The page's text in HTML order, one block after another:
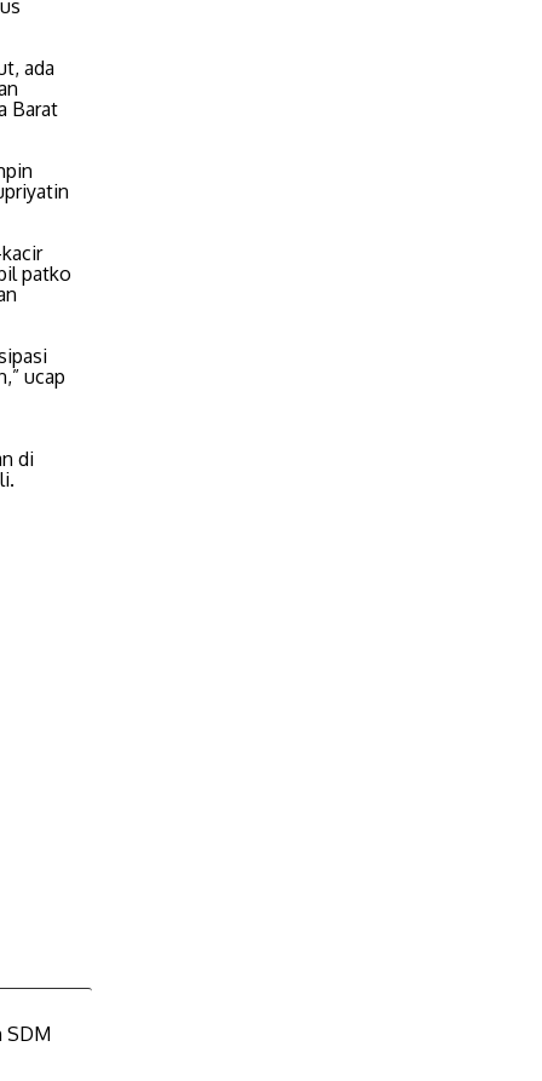
ada
Barat
patko
ucap
di
SDM